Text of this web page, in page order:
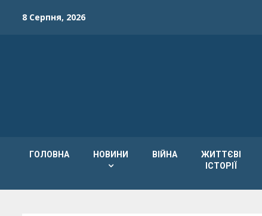
8 Серпня, 2026
ГОЛОВНА НОВИНИ ВІЙНА
ЖИТТЄВІ
ІСТОРІЇ